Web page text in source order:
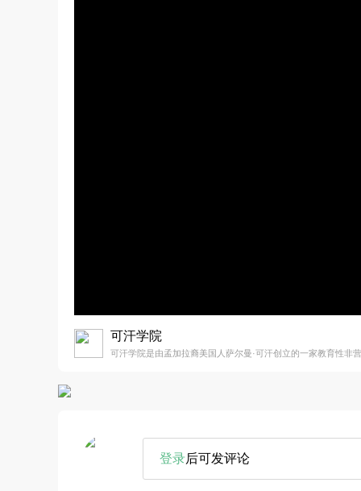
可汗学院
可汗学院是由孟加拉裔美国人萨尔曼·可汗创立的一家教育性非营
登录后可发评论